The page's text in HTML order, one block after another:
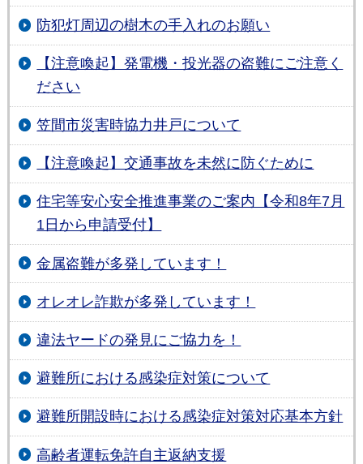
防犯灯周辺の樹木の手入れのお願い
【注意喚起】発電機・投光器の盗難にご注意く
ださい
笠間市災害時協力井戸について
【注意喚起】交通事故を未然に防ぐために
住宅等安心安全推進事業のご案内【令和8年7月
1日から申請受付】
金属盗難が多発しています！
オレオレ詐欺が多発しています！
違法ヤードの発見にご協力を！
避難所における感染症対策について
避難所開設時における感染症対策対応基本方針
高齢者運転免許自主返納支援